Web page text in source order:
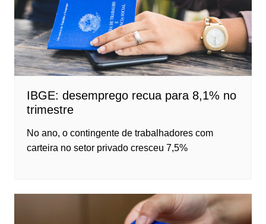
IBGE: desemprego recua para 8,1% no
trimestre
No ano, o contingente de trabalhadores com
carteira no setor privado cresceu 7,5%